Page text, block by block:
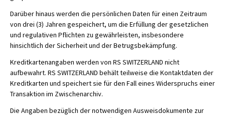
Darüber hinaus werden die persönlichen Daten für einen Zeitraum
von drei (3) Jahren gespeichert, um die Erfüllung der gesetzlichen
und regulativen Pflichten zu gewährleisten, insbesondere
hinsichtlich der Sicherheit und der Betrugsbekämpfung.
Kreditkartenangaben werden von RS SWITZERLAND nicht
aufbewahrt. RS SWITZERLAND behält teilweise die Kontaktdaten der
Kreditkarten und speichert sie für den Fall eines Widerspruchs einer
Transaktion im Zwischenarchiv.
Die Angaben bezüglich der notwendigen Ausweisdokumente zur